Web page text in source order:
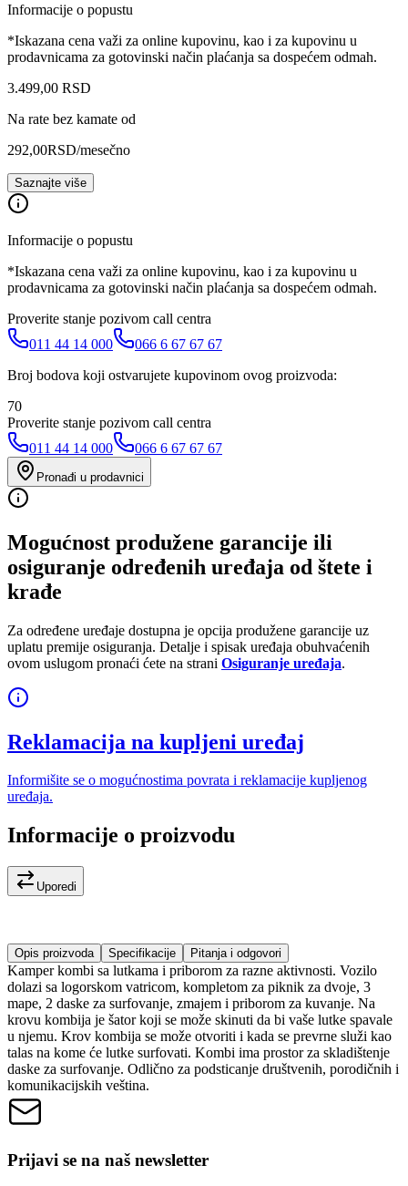
Informacije o popustu
*Iskazana cena važi za online kupovinu, kao i za kupovinu u
prodavnicama za gotovinski način plaćanja sa dospećem odmah.
3.499,00 RSD
Na rate bez kamate od
292,00RSD/mesečno
Saznajte više
Informacije o popustu
*Iskazana cena važi za online kupovinu, kao i za kupovinu u
prodavnicama za gotovinski način plaćanja sa dospećem odmah.
Proverite stanje pozivom call centra
011 44 14 000
066 6 67 67 67
Broj bodova koji ostvarujete kupovinom ovog proizvoda:
70
Proverite stanje pozivom call centra
011 44 14 000
066 6 67 67 67
Pronađi u prodavnici
Mogućnost produžene garancije ili
osiguranje određenih uređaja od štete i
krađe
Za određene uređaje dostupna je opcija produžene garancije uz
uplatu premije osiguranja. Detalje i spisak uređaja obuhvaćenih
ovom uslugom pronaći ćete na strani Osiguranje uređaja.
Reklamacija na kupljeni uređaj
Informišite se o mogućnostima povrata i reklamacije kupljenog
uređaja.
Informacije o proizvodu
Uporedi
Opis proizvoda Specifikacije Pitanja i odgovori
Kamper kombi sa lutkama i priborom za razne aktivnosti. Vozilo
dolazi sa logorskom vatricom, kompletom za piknik za dvoje, 3
mape, 2 daske za surfovanje, zmajem i priborom za kuvanje. Na
krovu kombija je šator koji se može skinuti da bi vaše lutke spavale
u njemu. Krov kombija se može otvoriti i kada se prevrne služi kao
talas na kome će lutke surfovati. Kombi ima prostor za skladištenje
daske za surfovanje. Odlično za podsticanje društvenih, porodičnih i
komunikacijskih veština.
Prijavi se na naš newsletter